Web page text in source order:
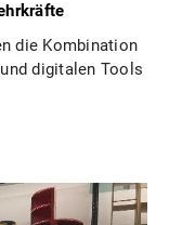
die Kombination
digitalen Tools